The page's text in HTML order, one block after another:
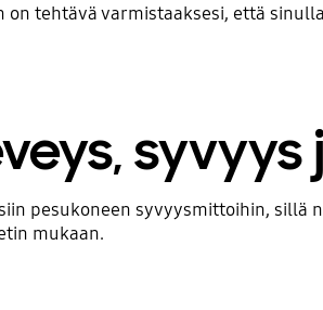
tehtävä varmistaaksesi, että
syvyys
pesukoneen syvyysmittoihin, sillä
mukaan.